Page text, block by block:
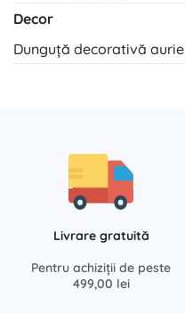
Decor
Dunguță decorativă aurie
Livrare gratuită
Pentru achiziții de peste
499,00 lei